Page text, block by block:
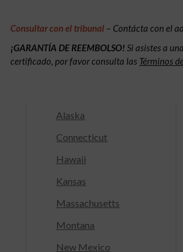
Consultar con el tribunal – Contácta con el
¡GARANTÍA DE REEMBOLSO! Si asistes a
certificado, por favor consulta las Términos
Alaska
Connecticut
Hawaii
Kansas
Massachusetts
Montana
New Mexico